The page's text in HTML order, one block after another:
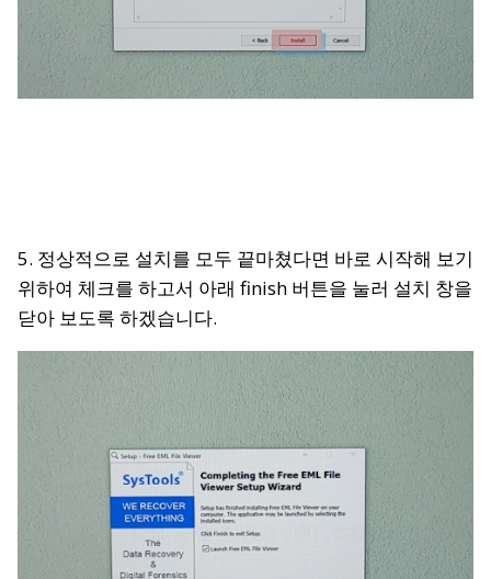
5. 정상적으로 설치를 모두 끝마쳤다면 바로 시작해 보기
위하여 체크를 하고서 아래 finish 버튼을 눌러 설치 창을
닫아 보도록 하겠습니다.